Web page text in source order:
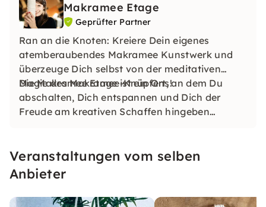
Makramee Etage
Geprüfter Partner
Ran an die Knoten: Kreiere Dein eigenes
atemberaubendes Makramee Kunstwerk und
überzeuge Dich selbst von der meditativen
Magie des Makramee-Knüpfens!
Die Makramee Etage ist ein Ort, an dem Du
abschalten, Dich entspannen und Dich der
Freude am kreativen Schaffen hingeben
Veranstaltungen vom selben
Anbieter